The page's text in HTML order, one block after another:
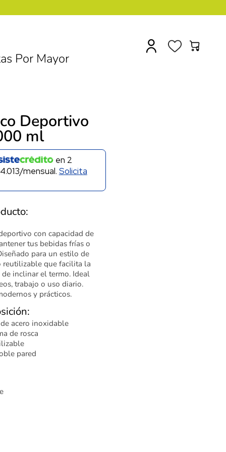
Por Mayor
0
Deportivo
ml
en 2
mensual. Solicita
con capacidad de
tus bebidas frías o
para un estilo de
que facilita la
inclinar el termo. Ideal
trabajo o uso diario.
y prácticos.
acero inoxidable
de rosca
pared